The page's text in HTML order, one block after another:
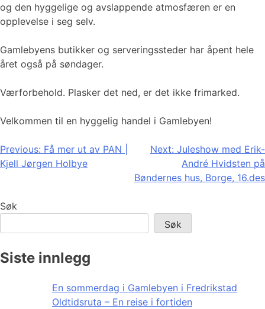
og den hyggelige og avslappende atmosfæren er en
opplevelse i seg selv.
Gamlebyens butikker og serveringssteder har åpent hele
året også på søndager.
Værforbehold. Plasker det ned, er det ikke frimarked.
Velkommen til en hyggelig handel i Gamlebyen!
Innleggsnavigasjon
Previous: Få mer ut av PAN |
Kjell Jørgen Holbye
Next: Juleshow med Erik-
André Hvidsten på
Bøndernes hus, Borge, 16.des
Søk
Søk
Siste innlegg
En sommerdag i Gamlebyen i Fredrikstad
Oldtidsruta – En reise i fortiden